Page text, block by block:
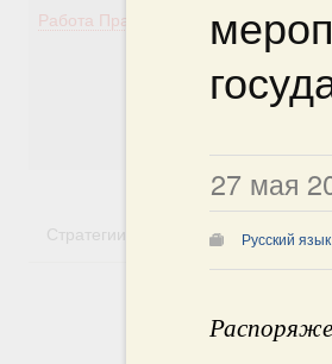
27 мая
Русский язык
Работа Правительства
Стратегии Государственные